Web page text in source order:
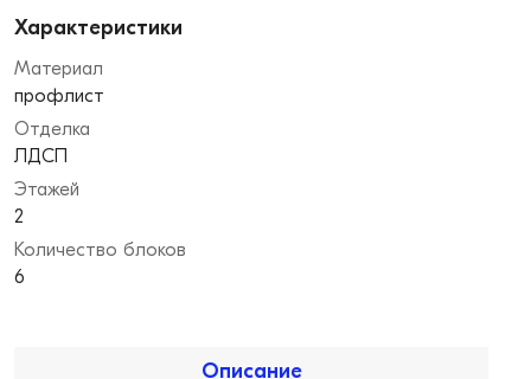
Характеристики
Материал
профлист
Отделка
ЛДСП
Этажей
2
Количество блоков
6
Описание